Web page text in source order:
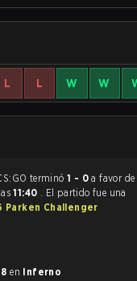
L L W W
El partido de CS:GO terminó 1 - 0 a favor de
11:40 . El partido fue una
Parken Challenger
13 - 8 en Inferno